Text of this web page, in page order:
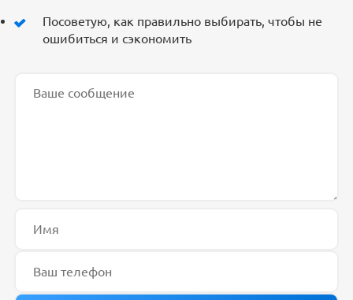
Посоветую, как правильно выбирать, чтобы не
ошибиться и сэкономить